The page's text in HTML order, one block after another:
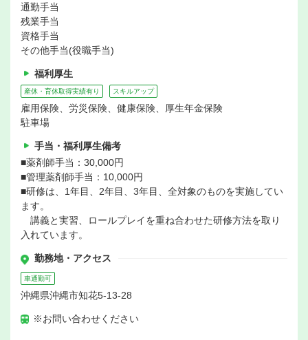
通勤手当
残業手当
資格手当
その他手当(役職手当)
福利厚生
産休・育休取得実績有り スキルアップ
雇用保険、労災保険、健康保険、厚生年金保険
駐車場
手当・福利厚生備考
■薬剤師手当：30,000円
■管理薬剤師手当：10,000円
■研修は、1年目、2年目、3年目、全対象のものを実施してい
ます。
講義と実習、ロールプレイを重ね合わせた研修方法を取り
入れています。
勤務地・アクセス
車通勤可
沖縄県沖縄市知花5-13-28
※お問い合わせください